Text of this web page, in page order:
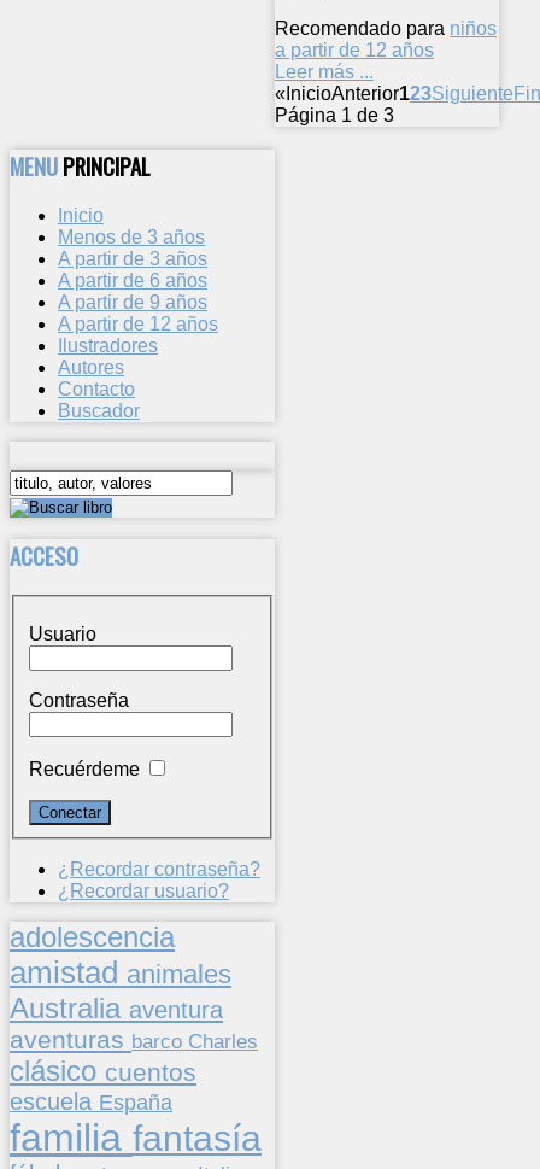
Recomendado para niños
a partir de 12 años
Leer más ...
« InicioAnterior123Siguiente
Página 1 de 3
MENUPRINCIPAL
Inicio
Menos de 3 años
A partir de 3 años
A partir de 6 años
A partir de 9 años
A partir de 12 años
Ilustradores
Autores
Contacto
Buscador
ACCESO
Usuario
Contraseña
Recuérdeme
¿Recordar contraseña?
¿Recordar usuario?
adolescencia
amistad animales
Australia aventura
aventuras barco Charles
clásico cuentos
escuela España
familia fantasía